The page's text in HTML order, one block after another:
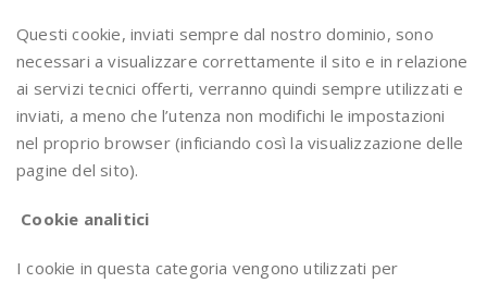
Questi cookie, inviati sempre dal nostro dominio, sono
necessari a visualizzare correttamente il sito e in relazione
ai servizi tecnici offerti, verranno quindi sempre utilizzati e
inviati, a meno che l’utenza non modifichi le impostazioni
nel proprio browser (inficiando così la visualizzazione delle
pagine del sito).
Cookie analitici
I cookie in questa categoria vengono utilizzati per